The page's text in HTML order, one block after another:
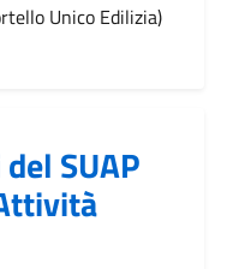
Unico Edilizia)
SUAP